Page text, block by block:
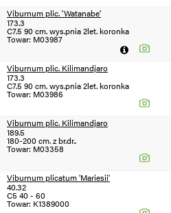
Viburnum plic. 'Watanabe'
173.3
C7.5 90 cm. wys.pnia 2let. koronka
Towar: M03987
Viburnum plic. Kilimandjaro
173.3
C7.5 90 cm. wys.pnia 2let. koronka
Towar: M03986
Viburnum plic. Kilimandjaro
189.5
180-200 cm. z br.dr..
Towar: M03358
Viburnum plicatum 'Mariesii'
40.32
C5 40 - 60
Towar: K1389000